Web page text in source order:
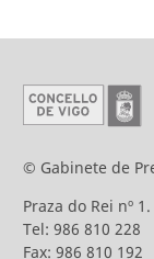
© Gabinete de
Praza do Rei nº
Tel: 986 810 228
Fax: 986 810 192